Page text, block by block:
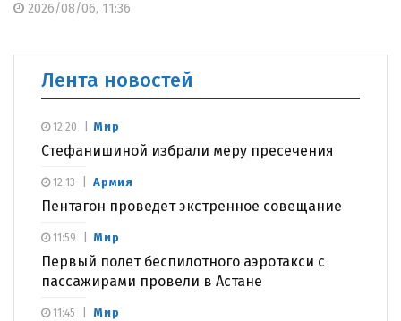
2026/08/06, 11:36
Лента новостей
Мир
Стефанишиной избрали меру пресечения
12:20
Армия
Пентагон проведет экстренное совещание
12:13
Мир
Первый полет беспилотного аэротакси с
пассажирами провели в Астане
11:59
Мир
11:45